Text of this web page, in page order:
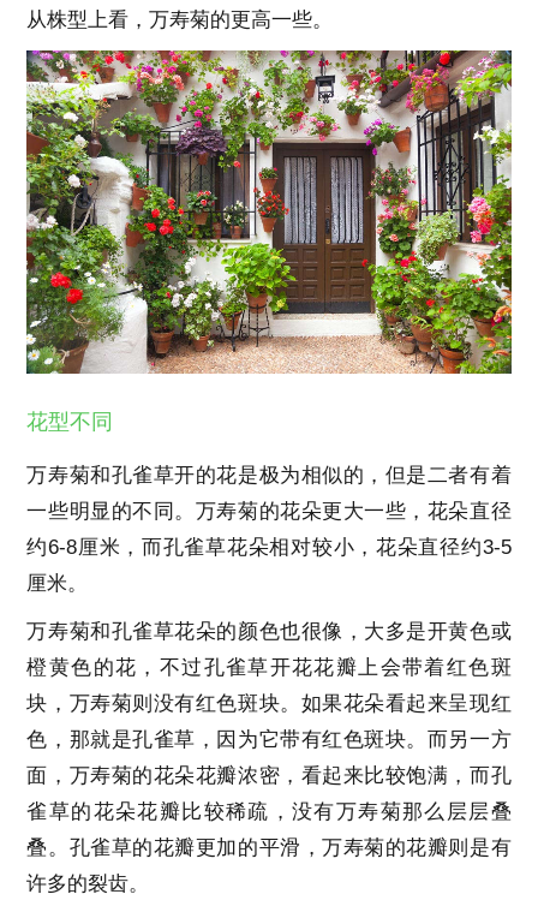
从株型上看，万寿菊的更高一些。
花型不同
万寿菊和孔雀草开的花是极为相似的，但是二者有着
一些明显的不同。万寿菊的花朵更大一些，花朵直径
约6-8厘米，而孔雀草花朵相对较小，花朵直径约3-5
厘米。
万寿菊和孔雀草花朵的颜色也很像，大多是开黄色或
橙黄色的花，不过孔雀草开花花瓣上会带着红色斑
块，万寿菊则没有红色斑块。如果花朵看起来呈现红
色，那就是孔雀草，因为它带有红色斑块。而另一方
面，万寿菊的花朵花瓣浓密，看起来比较饱满，而孔
雀草的花朵花瓣比较稀疏，没有万寿菊那么层层叠
叠。孔雀草的花瓣更加的平滑，万寿菊的花瓣则是有
许多的裂齿。